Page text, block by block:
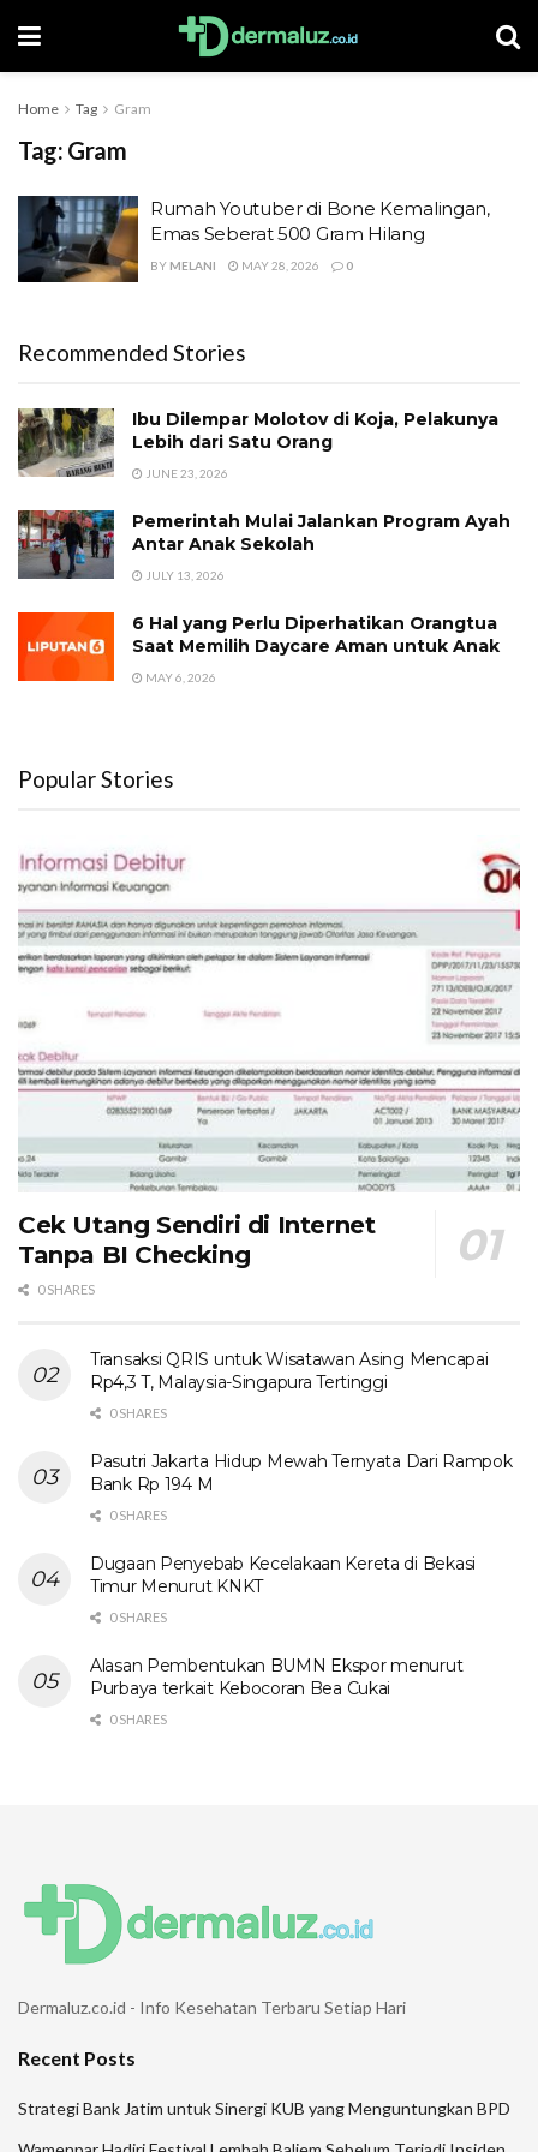
Home Tag Gram
Tag: Gram
Rumah Youtuber di Bone Kemalingan,
Emas Seberat 500 Gram Hilang
BY MELANI MAY 28, 2026 0
Recommended Stories
Ibu Dilempar Molotov di Koja, Pelakunya
Lebih dari Satu Orang
JUNE 23, 2026
Pemerintah Mulai Jalankan Program Ayah
Antar Anak Sekolah
JULY 13, 2026
6 Hal yang Perlu Diperhatikan Orangtua
Saat Memilih Daycare Aman untuk Anak
MAY 6, 2026
Popular Stories
Cek Utang Sendiri di Internet
Tanpa BI Checking
0 SHARES
Transaksi QRIS untuk Wisatawan Asing Mencapai
Rp4,3 T, Malaysia-Singapura Tertinggi
0 SHARES
Pasutri Jakarta Hidup Mewah Ternyata Dari Rampok
Bank Rp 194 M
0 SHARES
Dugaan Penyebab Kecelakaan Kereta di Bekasi
Timur Menurut KNKT
0 SHARES
Alasan Pembentukan BUMN Ekspor menurut
Purbaya terkait Kebocoran Bea Cukai
0 SHARES
Dermaluz.co.id - Info Kesehatan Terbaru Setiap Hari
Recent Posts
Strategi Bank Jatim untuk Sinergi KUB yang Menguntungkan BPD